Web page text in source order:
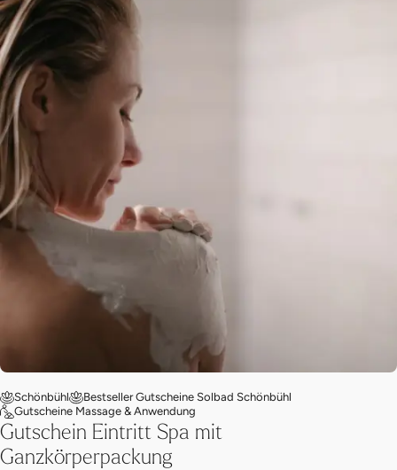
Schönbühl
Bestseller Gutscheine Solbad Schönbühl
Gutscheine Massage & Anwendung
Gutschein Eintritt Spa mit
Ganzkörperpackung